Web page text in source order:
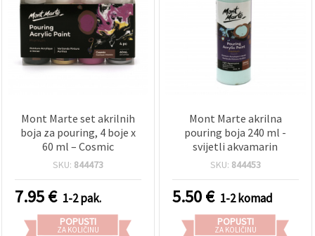
Mont Marte set akrilnih
boja za pouring, 4 boje x
60 ml – Cosmic
SKU: 844473
7.95€ 1-2 pak.
POPUSTI
ZA KOLIČINU
Mont Marte akrilna
pouring boja 240 ml -
svijetli akvamarin
SKU: 844453
5.50€ 1-2 komad
POPUSTI
ZA KOLIČINU